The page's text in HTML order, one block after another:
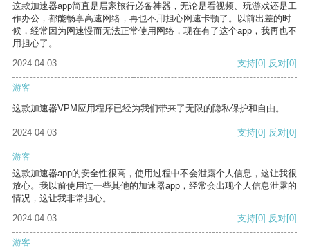
这款加速器app简直是居家旅行必备神器，无论是看视频、玩游戏还是工
作办公，都能畅享高速网络，再也不用担心网速卡顿了。以前出差的时
候，经常因为网速慢而无法正常使用网络，现在有了这个app，我再也不
用担心了。
2024-04-03
支持[0] 反对[0]
游客
这款加速器VPM应用程序已经为我们带来了无限的隐私保护和自由。
2024-04-03 支持[0] 反对[0]
游客
这款加速器app的安全性很高，使用过程中不会泄露个人信息，这让我很
放心。我以前使用过一些其他的加速器app，经常会出现个人信息泄露的
情况，这让我非常担心。
2024-04-03
支持[0] 反对[0]
游客